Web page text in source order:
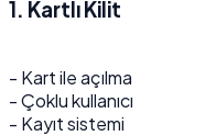
1. Kartlı Kilit
- Kart ile açılma
- Çoklu kullanıcı
- Kayıt sistemi